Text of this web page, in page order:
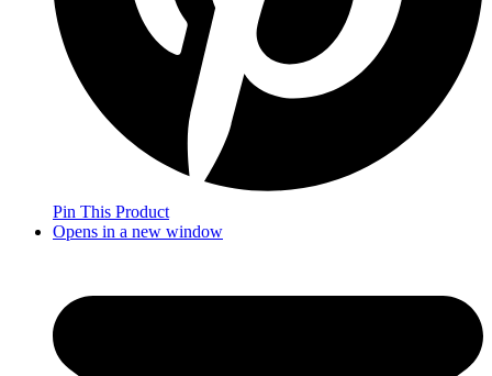
Pin This Product
Opens in a new window